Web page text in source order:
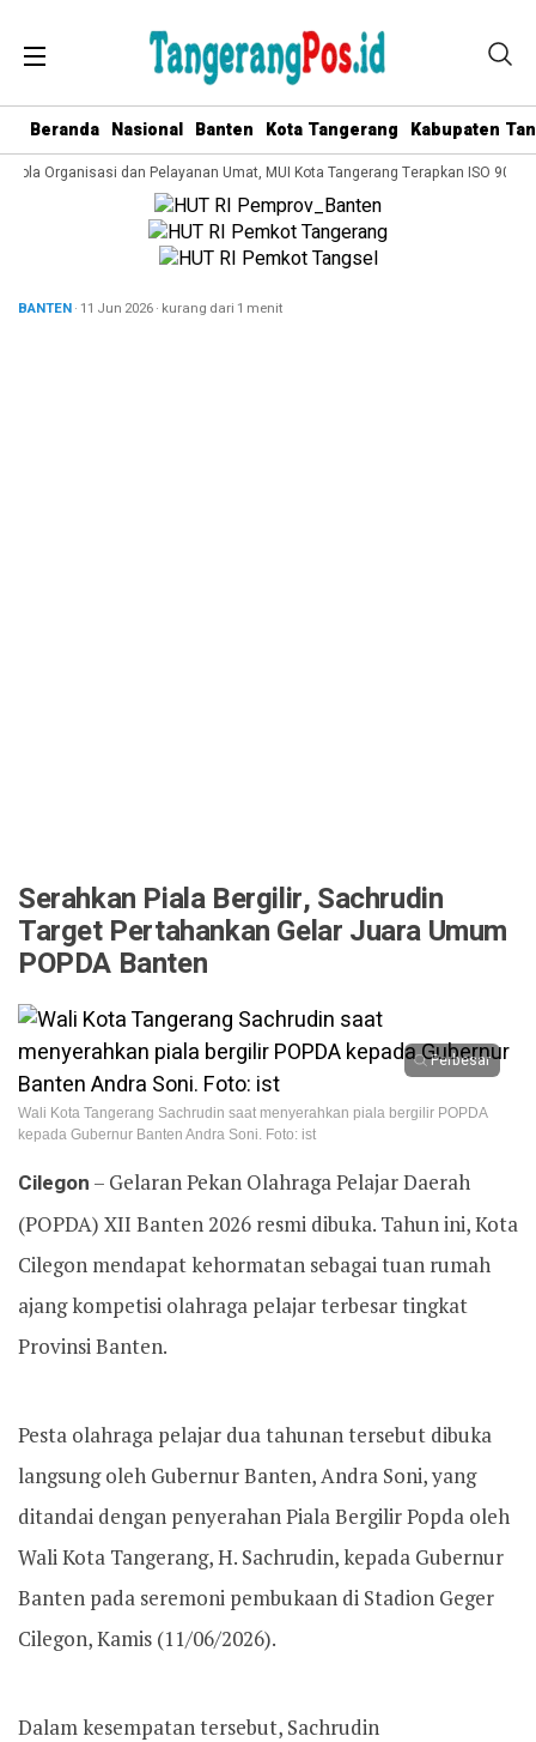
Beranda Nasional Banten Kota Tangerang Kabupaten
Organisasi dan Pelayanan Umat, MUI Kota Tangerang Terapkan ISO
BANTEN· 11 Jun 2026· kurang dari 1 menit
Serahkan Piala Bergilir, Sachrudin
Target Pertahankan Gelar Juara Umum
POPDA Banten
Perbesar
Wali Kota Tangerang Sachrudin saat menyerahkan piala bergilir POPDA
kepada Gubernur Banten Andra Soni. Foto: ist
Cilegon – Gelaran Pekan Olahraga Pelajar Daerah
(POPDA) XII Banten 2026 resmi dibuka. Tahun ini, Kota
Cilegon mendapat kehormatan sebagai tuan rumah
ajang kompetisi olahraga pelajar terbesar tingkat
Provinsi Banten.
Pesta olahraga pelajar dua tahunan tersebut dibuka
langsung oleh Gubernur Banten, Andra Soni, yang
ditandai dengan penyerahan Piala Bergilir Popda oleh
Wali Kota Tangerang, H. Sachrudin, kepada Gubernur
Banten pada seremoni pembukaan di Stadion Geger
Cilegon, Kamis (11/06/2026).
Dalam kesempatan tersebut, Sachrudin